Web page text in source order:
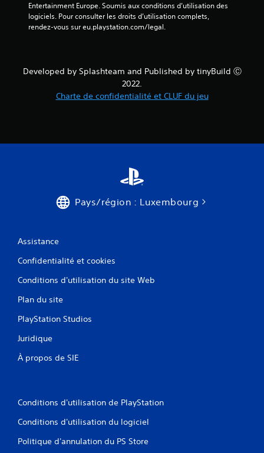
Entertainment Europe. Soumis aux conditions d’utilisation des
logiciels. Pour consulter les droits d’utilisation complets,
rendez-vous sur eu.playstation.com/legal.
Developed by Splashteam and Published by tinyBuild Ⓒ
2022.
Charte de confidentialité et CLUF du jeu
Pays/région : Luxembourg
Assistance
Confidentialité et cookies
Conditions d'utilisation du site Web
Plan du site
PlayStation Studios
Juridique
À propos de SIE
Conditions d'utilisation de PlayStation
Conditions d'utilisation du logiciel
Politique d'annulation du PS Store